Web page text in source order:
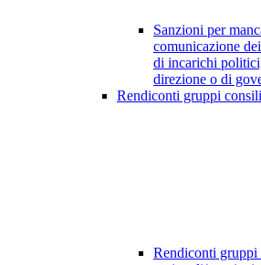
Sanzioni per
comunicazione
di incarichi
direzione o di
Rendiconti gruppi
Rendiconti gruppi